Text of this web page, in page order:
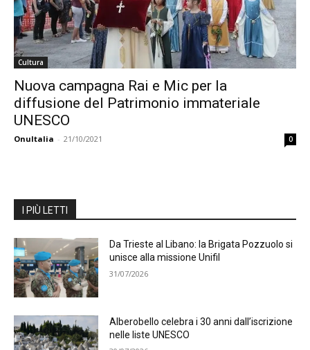
Cultura
Nuova campagna Rai e Mic per la
diffusione del Patrimonio immateriale
UNESCO
OnuItalia - 21/10/2021 0
I PIÙ LETTI
Da Trieste al Libano: la Brigata Pozzuolo si
unisce alla missione Unifil
31/07/2026
Alberobello celebra i 30 anni dall’iscrizione
nelle liste UNESCO